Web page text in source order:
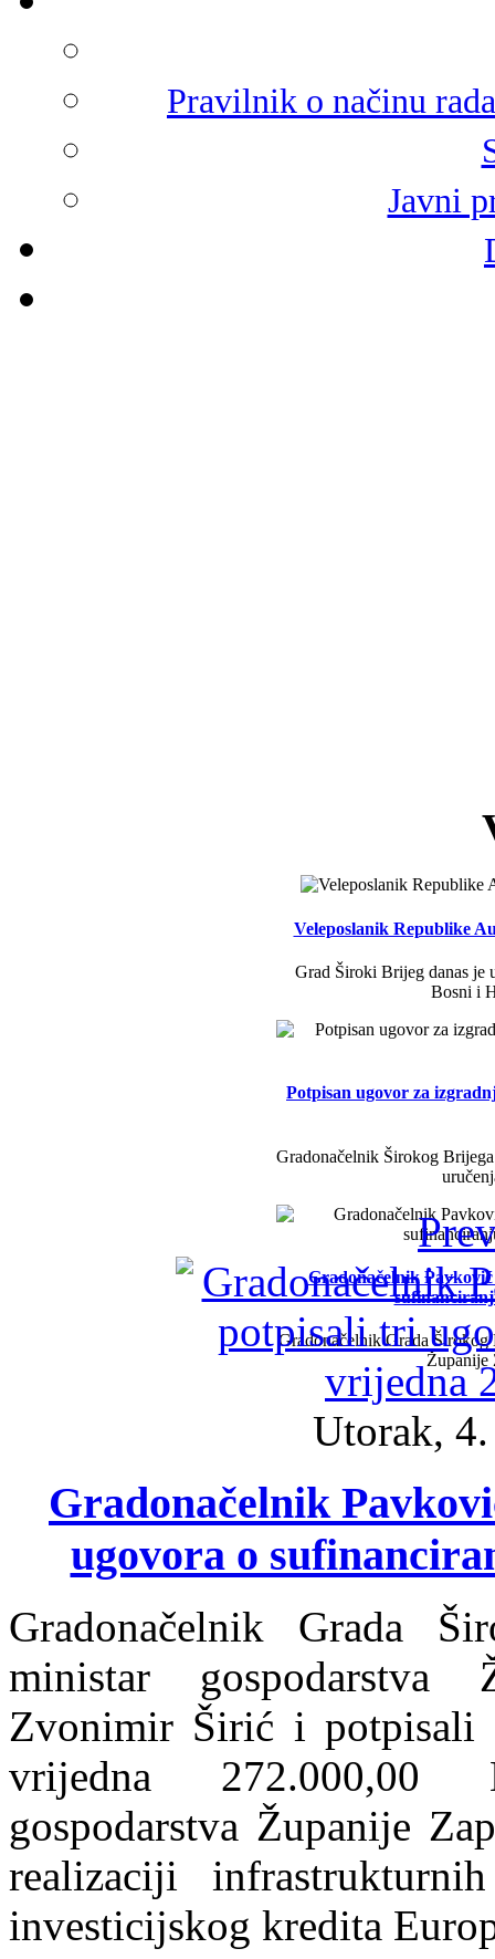
Pravilnik o načinu
Javni
Veleposlanik Republike
Grad Široki Brijeg danas je
Bosni i
Potpisan ugovor za
Gradonačelnik Širokog
Gradonačelnik
Gradonačelnik Grada
Županije
Utorak,
Gradonačelnik
ugovora o
Gradonačelnik Grada
ministar gospodarstva
Zvonimir Širić i potpisali
vrijedna 272.000,00
gospodarstva Županije
realizaciji
investicijskog kredita